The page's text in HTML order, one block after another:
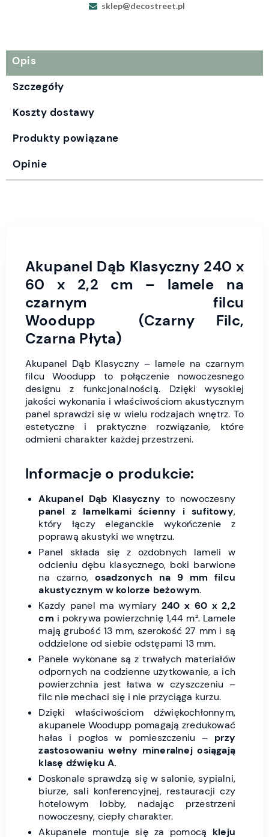
sklep@decostreet.pl
Opis
Szczegóły
Koszty dostawy
Produkty powiązane
Opinie
Akupanel Dąb Klasyczny 240 x
60 x 2,2 cm – lamele na
czarnym filcu
Woodupp (Czarny Filc,
Czarna Płyta)
Akupanel Dąb Klasyczny – lamele na czarnym
filcu Woodupp to połączenie nowoczesnego
designu z funkcjonalnością. Dzięki wysokiej
jakości wykonania i właściwościom akustycznym
panel sprawdzi się w wielu rodzajach wnętrz. To
estetyczne i praktyczne rozwiązanie, które
odmieni charakter każdej przestrzeni.
Informacje o produkcie:
Akupanel Dąb Klasyczny to nowoczesny
panel z lamelkami ścienny i sufitowy,
który łączy eleganckie wykończenie z
poprawą akustyki we wnętrzu.
Panel składa się z ozdobnych lameli w
odcieniu dębu klasycznego, boki barwione
na czarno, osadzonych na 9 mm filcu
akustycznym w kolorze beżowym.
Każdy panel ma wymiary240 x 60 x 2,2
cm i pokrywa powierzchnię 1,44 m². Lamele
mają grubość 13 mm, szerokość 27 mm i są
oddzielone od siebie odstępami 13 mm.
Panele wykonane są z trwałych materiałów
odpornych na codzienne użytkowanie, a ich
powierzchnia jest łatwa w czyszczeniu –
filc nie mechaci się i nie przyciąga kurzu.
Dzięki właściwościom dźwiękochłonnym,
akupanele Woodupp pomagają zredukować
hałas i pogłos w pomieszczeniu – przy
zastosowaniu wełny mineralnej osiągają
klasę dźwięku A.
Doskonale sprawdzą się w salonie, sypialni,
biurze, sali konferencyjnej, restauracji czy
hotelowym lobby, nadając przestrzeni
nowoczesny, ciepły charakter.
Akupanele montuje się za pomocą kleju